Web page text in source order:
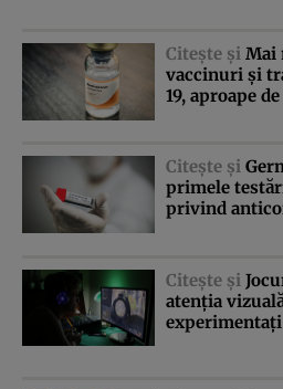
Citeşte şi Mai
vaccinuri şi
19, aproape
Citeşte şi
primele
privind
Citeşte şi
atenţia
experimentaţi